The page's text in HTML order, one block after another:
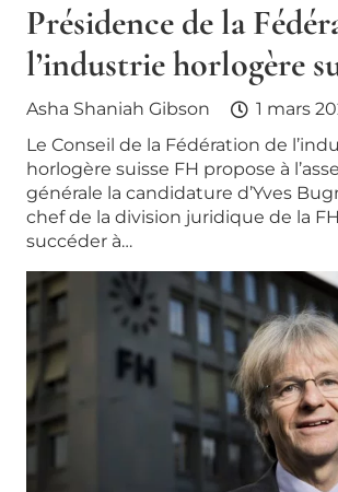
Présidence de la
l’industrie horlogère
Asha Shaniah Gibson
1 mars
Le Conseil de la Fédération de
horlogère suisse FH propose à
générale la candidature d’Yves
chef de la division juridique de la
succéder à…